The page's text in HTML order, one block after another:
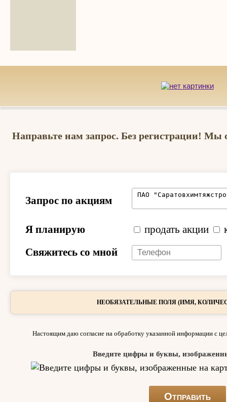
Направьте нам запрос. Без регистрации! Мы
Запрос по акциям
Я планирую продать акции
Свяжитесь со мной
НЕОБЯЗАТЕЛЬНЫЕ ПОЛЯ (ИМЯ,
Настоящим даю согласие на обработку указанной информации с
Введите цифры и буквы,